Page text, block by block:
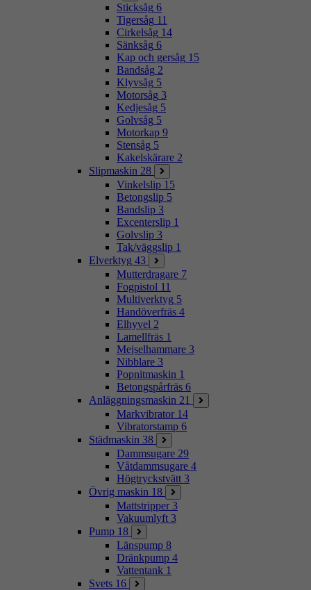
Sticksåg 6
Tigersåg 11
Cirkelsåg 14
Sänksåg 6
Kap och gersåg 15
Bandsåg 2
Klyvsåg 5
Motorsåg 3
Kedjesåg 5
Golvsåg 5
Motorkap 9
Stensåg 5
Kakelskärare 2
Slipmaskin 28
Vinkelslip 15
Betongslip 5
Bandslip 3
Excenterslip 1
Golvslip 3
Tak/väggslip 1
Elverktyg 43
Mutterdragare 7
Fogpistol 11
Multiverktyg 5
Handöverfräs 4
Elhyvel 2
Lamellfräs 1
Mejselhammare 3
Nibblare 3
Popnitmaskin 1
Betongspårfräs 6
Anläggningsmaskin 21
Markvibrator 14
Vibratorstamp 6
Städmaskin 38
Dammsugare 29
Våtdammsugare 4
Högtryckstvätt 3
Övrig maskin 18
Mattstripper 3
Vakuumlyft 3
Pump 18
Länspump 8
Dränkpump 4
Vattentank 1
Svets 16